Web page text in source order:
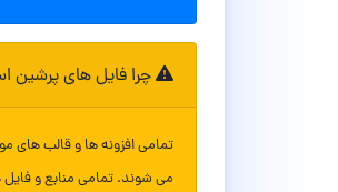
چرا فایل های پرشین
تمامی افزونه ها و قالب های
می شوند. تمامی منابع و